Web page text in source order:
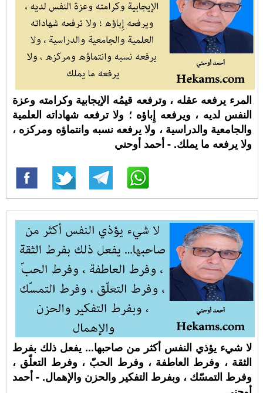
المرء يرفعه عقله ، وترفعه قيمُه الإيجابية وكرامته وعزة
النفس لديه ، ويرفعه إِباؤه ؛ ولا ترفعه شهاداته العلمية
والجامعية والدراسية ، ولا يرفعه نسبه وانتماؤه ومركزه ،
ولا يرفعه ما يملك. - أحمد أوحني
لا شيء يؤذي النفس أكثر من صاحبها... يفعل ذلك بفرط
الثقة ، وفرط العاطفة ، وفرط الحبّ ، وفرط التعلّق ،
وفرط التمسّك ، وبفرط التفكير والحزن والإهمال. - أحمد